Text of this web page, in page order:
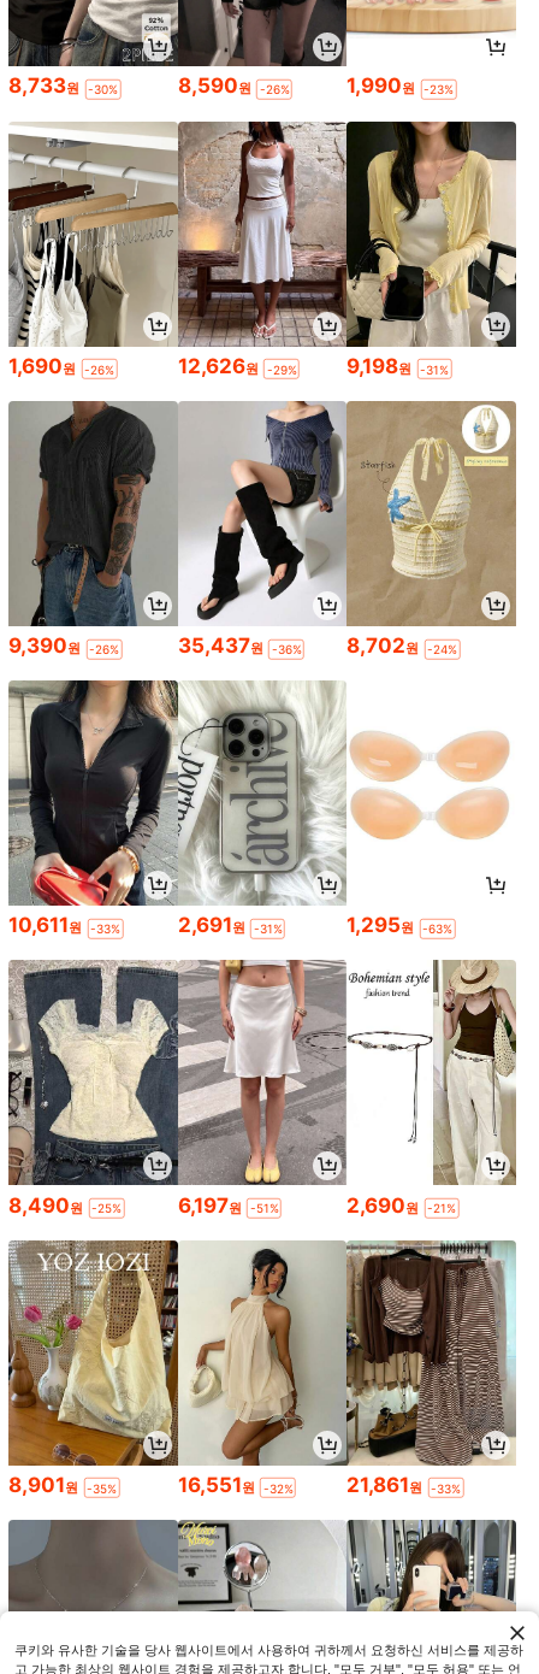
8,733원 -30% 8,590원 -26% 1,990원 -23%
1,690원 -26% 12,626원 -29% 9,198원 -31%
9,390원 -26% 35,437원 -36% 8,702원 -24%
10,611원 -33% 2,691원 -31% 1,295원 -63%
8,490원 -25% 6,197원 -51% 2,690원 -21%
8,901원 -35% 16,551원 -32% 21,861원 -33%
쿠키와 유사한 기술을 당사 웹사이트에서 사용하여 귀하께서 요청하신 서비스를 제공하
고 가능한 최상의 웹사이트 경험을 제공하고자 합니다. "모두 거부", "모두 허용" 또는 언